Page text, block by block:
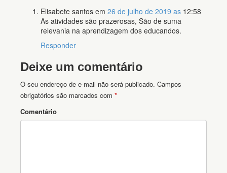
Elisabete santos em 26 de julho de 2019 as 12:58
As atividades são prazerosas, São de suma
relevania na aprendizagem dos educandos.
Responder
Deixe um comentário
O seu endereço de e-mail não será publicado. Campos
obrigatórios são marcados com *
Comentário